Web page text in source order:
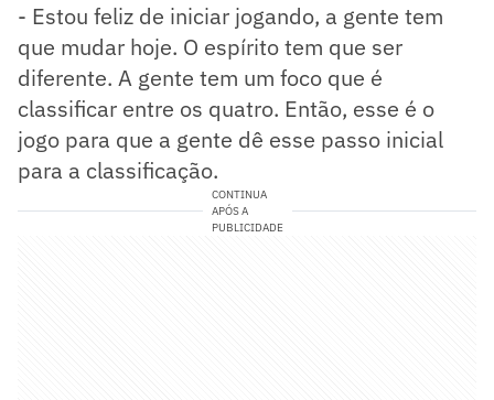
- Estou feliz de iniciar jogando, a gente tem
que mudar hoje. O espírito tem que ser
diferente. A gente tem um foco que é
classificar entre os quatro. Então, esse é o
jogo para que a gente dê esse passo inicial
para a classificação.
CONTINUA
APÓS A
PUBLICIDADE